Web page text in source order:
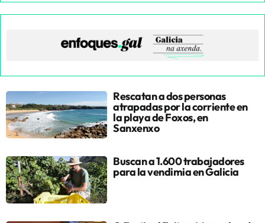
Rescatan a dos personas
atrapadas por la corriente en
la playa de Foxos, en
Sanxenxo
Buscan a 1.600 trabajadores
para la vendimia en Galicia